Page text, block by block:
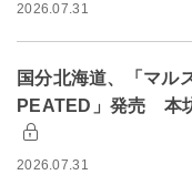
2026.07.31
国分北海道、「マル
PEATED」発売 本
2026.07.31